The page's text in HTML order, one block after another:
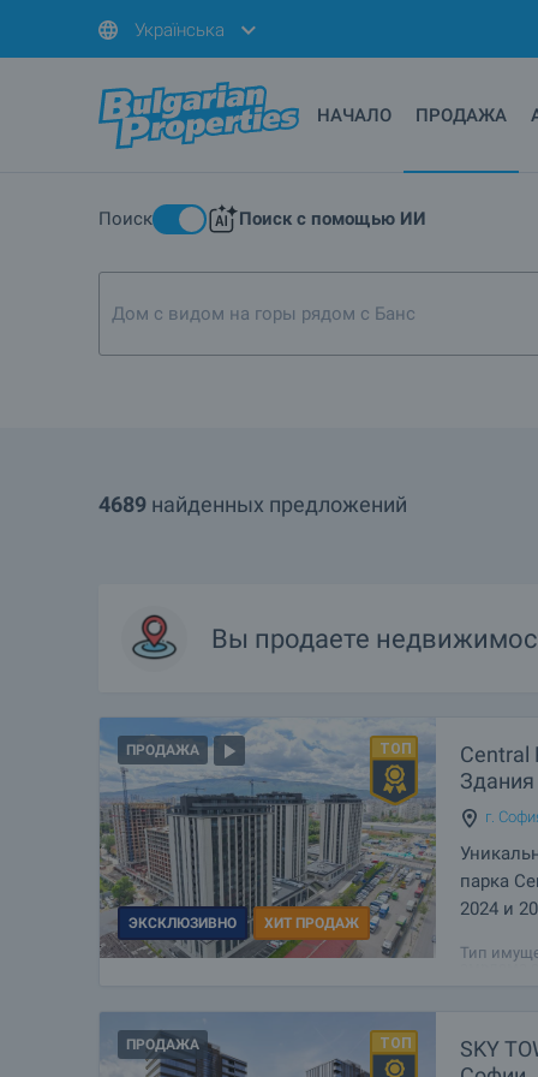
Українська
НАЧАЛО ПРОДАЖА
Поиск Поиск с помощью ИИ
Дом с видом на горы рядом с Банско или Разлог
4689 найденных предложений
Вы продаете
ПРОДАЖА
ЭКСКЛЮЗИВНО ХИТ ПРОДАЖ
Central
Здания
г.
парка
2024 и
эмблема
Тип
ПРОДАЖА
SKY